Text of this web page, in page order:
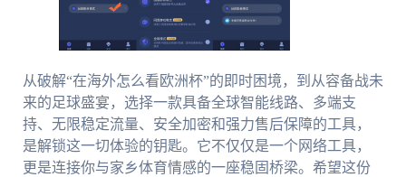
从破解“在海外怎么看欧洲杯”的即时困境，到从容备战未
来的足球盛宴，选择一款具备全球智能线路、多端支
持、无限稳定流量、安全加密和强力售后保障的工具，
是解锁这一切体验的钥匙。它不仅仅是一个网络工具，
更是连接你与家乡体育情感的一座稳固桥梁。希望这份